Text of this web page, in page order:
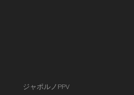
ジャポルノPPV